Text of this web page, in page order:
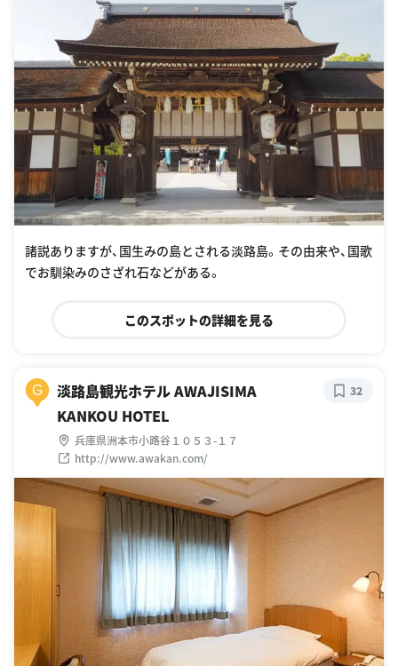
諸説ありますが、国生みの島とされる淡路島。その由来や、国歌
でお馴染みのさざれ石などがある。
このスポットの詳細を見る
G
淡路島観光ホテル AWAJISIMA
KANKOU HOTEL
兵庫県洲本市小路谷１０５３-１７
http://www.awakan.com/
32